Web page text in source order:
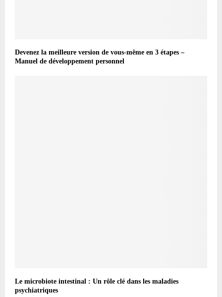
Devenez la meilleure version de vous-même en 3 étapes –
Manuel de développement personnel
Le microbiote intestinal : Un rôle clé dans les maladies
psychiatriques